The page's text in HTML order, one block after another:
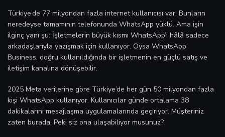
Türkiye’de 77 milyondan fazla internet kullanıcısı var. Bunların
neredeyse tamamının telefonunda WhatsApp yüklü. Ama işin
ilginç yanı şu: İşletmelerin büyük kısmı WhatsApp’ı hâlâ sadece
arkadaşlarıyla yazışmak için kullanıyor. Oysa WhatsApp
Business, doğru kullanıldığında bir işletmenin en güçlü satış ve
iletişim kanalına dönüşebilir.
2025 Meta verilerine göre Türkiye’de her gün 50 milyondan fazla
kişi WhatsApp kullanıyor. Kullanıcılar günde ortalama 38
dakikalarını mesajlaşma uygulamalarında geçiriyor. Müşteriniz
zaten burada. Peki siz ona ulaşabiliyor musunuz?